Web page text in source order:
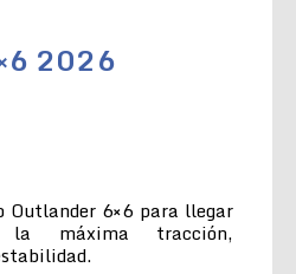
2026
Outlander 6×6 para llegar
máxima tracción,